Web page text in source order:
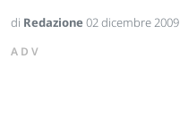
di Redazione02 dicembre 2009
ADV